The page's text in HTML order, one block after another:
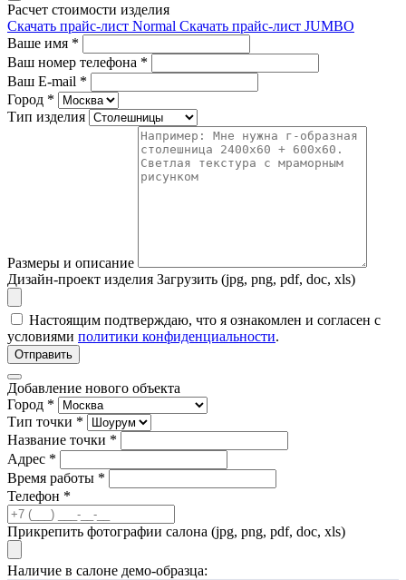
Расчет стоимости изделия
Скачать прайс-лист Normal Скачать прайс-лист JUMBO
Ваше имя *
Ваш номер телефона *
Ваш E-mail *
Город *
Тип изделия
Размеры и описание
Дизайн-проект изделия Загрузить (jpg, png, pdf, doc, xls)
Настоящим подтверждаю, что я ознакомлен и согласен с
условиями политики конфиденциальности.
Отправить
Добавление нового объекта
Город *
Тип точки *
Название точки *
Адрес *
Время работы *
Телефон *
Прикрепить фотографии салона (jpg, png, pdf, doc, xls)
Наличие в салоне демо-образца: